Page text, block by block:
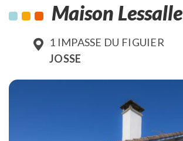
Maison Lessalle
1 IMPASSE DU FIGUIER
JOSSE